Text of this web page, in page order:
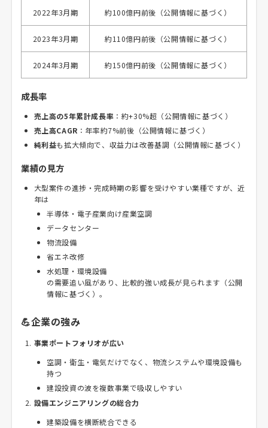
2022年3月期 約100億円前後（公開情報に基づく）
2023年3月期 約110億円前後（公開情報に基づく）
2024年3月期 約150億円前後（公開情報に基づく）
成長率
売上高の5年累計成長率 ：約+30%超（公開情報に基づく）
売上高CAGR ：年率約7%前後（公開情報に基づく）
純利益も拡大傾向で、収益力は改善基調（公開情報に基づく）
業績の見方
大型案件の進捗・完成時期の影響を受けやすい業種ですが、近
年は
半導体・電子産業向け産業空調
データセンター
物流設備
省エネ改修
水処理・環境設備
の需要追い風があり、比較的強い成長が見られます（公開
情報に基づく）。
💪企業の強み
事業ポートフォリオが広い
空調・衛生・電気だけでなく、物流システムや環境設備も
持つ
建設投資の波を複数事業で吸収しやすい
設備エンジニアリングの総合力
建築設備を横断統合できる